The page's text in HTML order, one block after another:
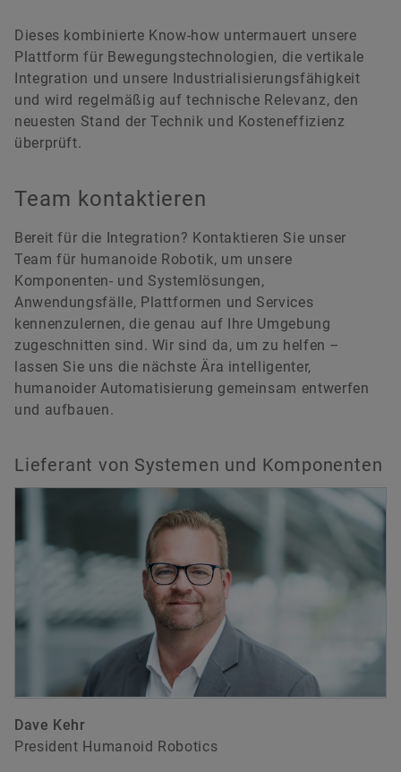
Dieses kombinierte Know-how untermauert unsere
Plattform für Bewegungstechnologien, die vertikale
Integration und unsere Industrialisierungsfähigkeit
und wird regelmäßig auf technische Relevanz, den
neuesten Stand der Technik und Kosteneffizienz
überprüft.
Team kontaktieren
Bereit für die Integration? Kontaktieren Sie unser
Team für humanoide Robotik, um unsere
Komponenten- und Systemlösungen,
Anwendungsfälle, Plattformen und Services
kennenzulernen, die genau auf Ihre Umgebung
zugeschnitten sind. Wir sind da, um zu helfen –
lassen Sie uns die nächste Ära intelligenter,
humanoider Automatisierung gemeinsam entwerfen
und aufbauen.
Lieferant von Systemen und Komponenten
Dave Kehr
President Humanoid Robotics